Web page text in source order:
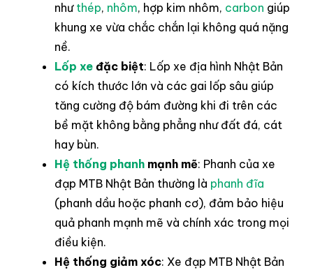
như thép, nhôm, hợp kim nhôm, carbon giúp
khung xe vừa chắc chắn lại không quá nặng
nề.
Lốp xe đặc biệt: Lốp xe địa hình Nhật Bản
có kích thước lớn và các gai lốp sâu giúp
tăng cường độ bám đường khi đi trên các
bề mặt không bằng phẳng như đất đá, cát
hay bùn.
Hệ thống phanh mạnh mẽ: Phanh của xe
đạp MTB Nhật Bản thường là phanh đĩa
(phanh dầu hoặc phanh cơ), đảm bảo hiệu
quả phanh mạnh mẽ và chính xác trong mọi
điều kiện.
Hệ thống giảm xóc: Xe đạp MTB Nhật Bản